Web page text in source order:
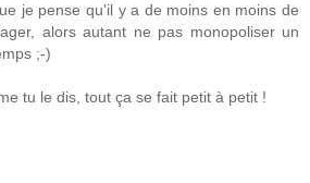
je pense qu'il y a de moins en moins de
alors autant ne pas monopoliser un
;-)
tu le dis, tout ça se fait petit à petit !